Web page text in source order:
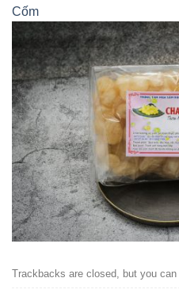
Cốm
Trackbacks are closed, but you can